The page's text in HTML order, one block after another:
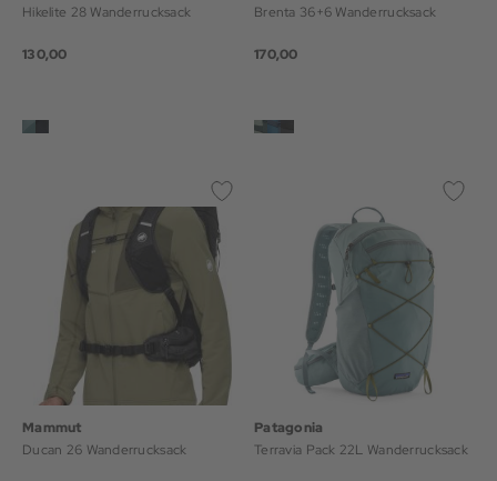
Hikelite 28 Wanderrucksack
130,00
Brenta 36+6 Wanderrucksack
170,00
Mammut
Ducan 26 Wanderrucksack
Patagonia
Terravia Pack 22L Wanderrucksack